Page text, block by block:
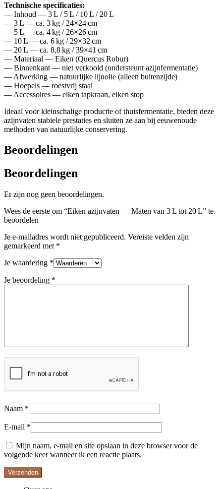
Technische specificaties:
— Inhoud — 3 L / 5 L / 10 L / 20 L
— 3 L — ca. 3 kg / 24×24 cm
— 5 L — ca. 4 kg / 26×26 cm
— 10 L — ca. 6 kg / 29×32 cm
— 20 L — ca. 8,8 kg / 39×41 cm
— Materiaal — Eiken (Quercus Robur)
— Binnenkant — niet verkoold (ondersteunt azijnfermentatie)
— Afwerking — natuurlijke lijnolie (alleen buitenzijde)
— Hoepels — roestvrij staal
— Accessoires — eiken tapkraan, eiken stop
Ideaal voor kleinschalige productie of thuisfermentatie, bieden deze
azijnvaten stabiele prestaties en sluiten ze aan bij eeuwenoude
methoden van natuurlijke conservering.
Beoordelingen
Beoordelingen
Er zijn nog geen beoordelingen.
Wees de eerste om “Eiken azijnvaten — Maten van 3 L tot 20 L” te
beoordelen
Je e-mailadres wordt niet gepubliceerd. Vereiste velden zijn
gemarkeerd met *
Je waardering *
Je beoordeling *
Naam *
E-mail *
Mijn naam, e-mail en site opslaan in deze browser voor de
volgende keer wanneer ik een reactie plaats.